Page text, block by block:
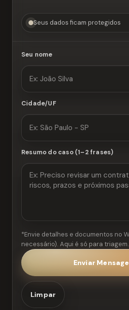
Seus dados ficam protegidos
Seu nome
Cidade/UF
Resumo do caso (1–2 frases)
*Envie detalhes e documentos no
necessário). Aqui é só para triagem.
Enviar
Limpar